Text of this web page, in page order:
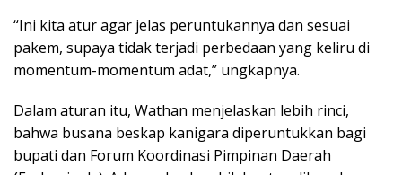
“Ini kita atur agar jelas peruntukannya dan sesuai
pakem, supaya tidak terjadi perbedaan yang keliru di
momentum-momentum adat,” ungkapnya.
Dalam aturan itu, Wathan menjelaskan lebih rinci,
bahwa busana beskap kanigara diperuntukkan bagi
bupati dan Forum Koordinasi Pimpinan Daerah